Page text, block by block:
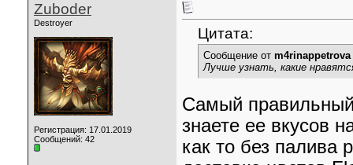
Zuboder
Destroyer
Регистрация: 17.01.2019
Сообщений: 42
Цитата:
Сообщение от m4rinappetrova
Лучше узнать, какие
Самый правильный
знаете ее вкусов
как то без палива